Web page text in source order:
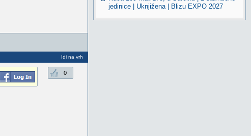
Idi na vrh
0
jedinice | Uknjižena | Blizu EXPO 2027